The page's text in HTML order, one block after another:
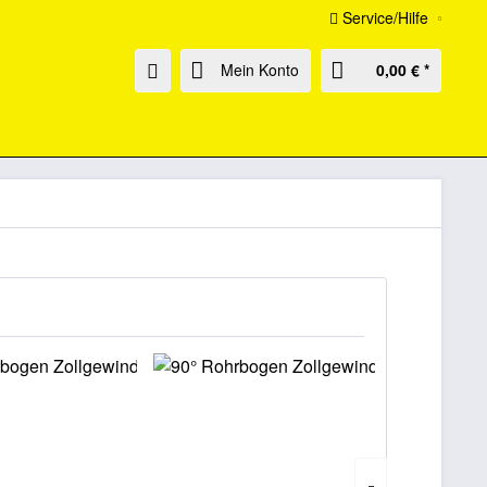
Service/Hilfe
Mein Konto 0,00 € *